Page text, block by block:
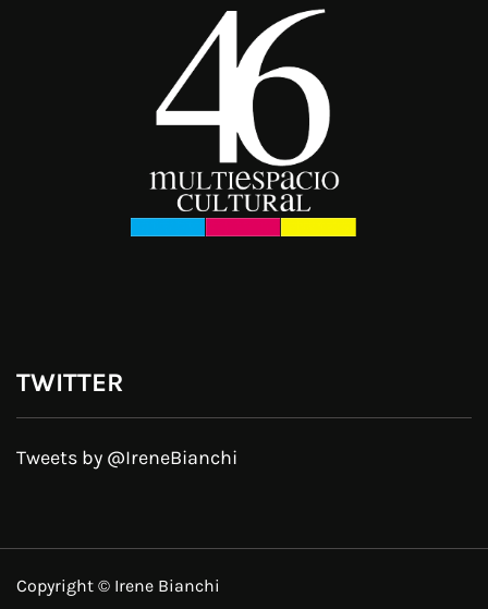
TWITTER
Tweets by @IreneBianchi
Copyright © Irene Bianchi